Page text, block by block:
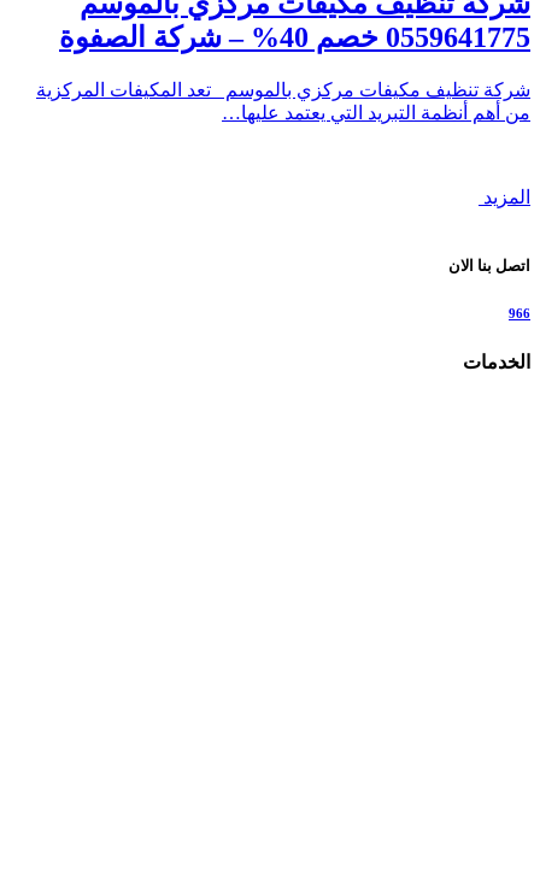
0559641775 خصم 40% – شركة الصفوة
شركة تنظيف مكيفات مركزي بالموسم تعد المكيفات المركزية
من أهم أنظمة التبريد التي يعتمد عليها…
المزيد
اتصل بنا الان
966
الخدمات